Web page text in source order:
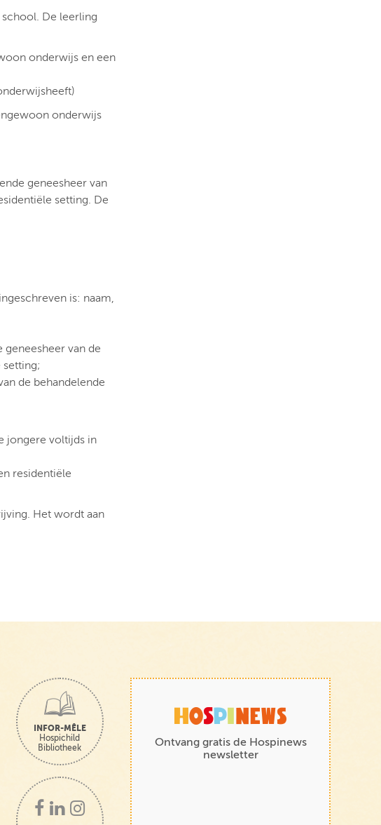
De leerling
onderwijs en een
onderwijs
geneesheer van
setting. De
is: naam,
van de
de behandelende
jongere voltijds in
residentiële
Het wordt aan
INFOR-MÊLE
Hospichild
Bibliotheek
Ontvang gratis de Hospinews
newsletter